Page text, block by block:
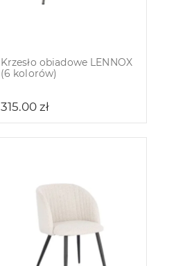
Krzesło obiadowe LENNOX
(6 kolorów)
315.00 zł